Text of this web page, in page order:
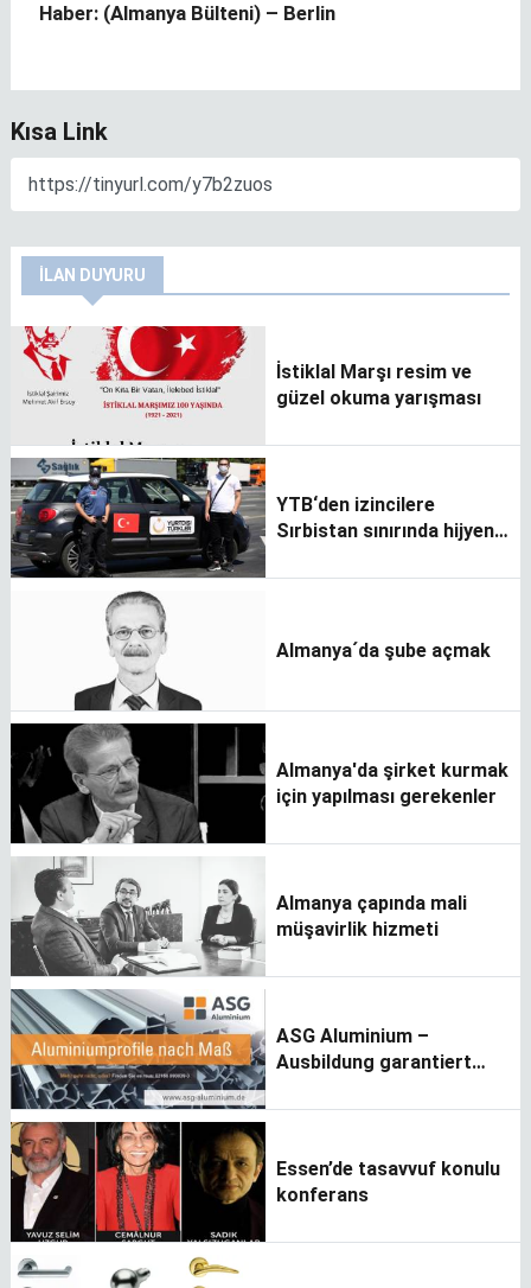
Haber: (Almanya Bülteni) – Berlin
Kısa Link
İLAN DUYURU
İstiklal Marşı resim ve
güzel okuma yarışması
YTB‘den izincilere
Sırbistan sınırında hijyen
Almanya´da şube açmak
Almanya'da şirket kurmak
için yapılması gerekenler
Almanya çapında mali
müşavirlik hizmeti
ASG Aluminium –
Ausbildung garantiert
Essen’de tasavvuf konulu
konferans